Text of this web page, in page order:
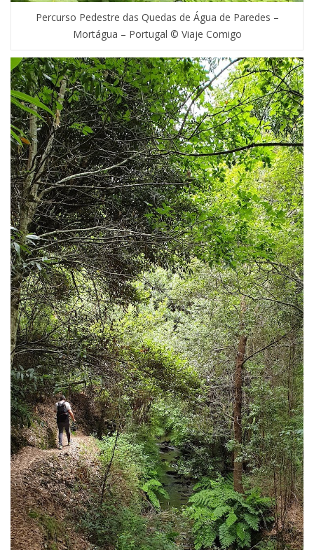
Percurso Pedestre das Quedas de Água de Paredes –
Mortágua – Portugal © Viaje Comigo